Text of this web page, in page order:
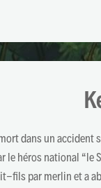
dans un accident
le héros national “le
fils par merlin et a